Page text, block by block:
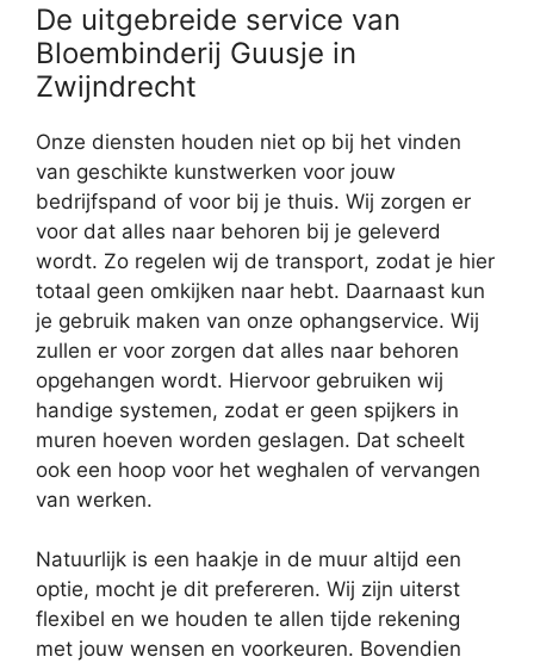
De uitgebreide service van
Bloembinderij Guusje in
Zwijndrecht
Onze diensten houden niet op bij het vinden
van geschikte kunstwerken voor jouw
bedrijfspand of voor bij je thuis. Wij zorgen er
voor dat alles naar behoren bij je geleverd
wordt. Zo regelen wij de transport, zodat je hier
totaal geen omkijken naar hebt. Daarnaast kun
je gebruik maken van onze ophangservice. Wij
zullen er voor zorgen dat alles naar behoren
opgehangen wordt. Hiervoor gebruiken wij
handige systemen, zodat er geen spijkers in
muren hoeven worden geslagen. Dat scheelt
ook een hoop voor het weghalen of vervangen
van werken.
Natuurlijk is een haakje in de muur altijd een
optie, mocht je dit prefereren. Wij zijn uiterst
flexibel en we houden te allen tijde rekening
met jouw wensen en voorkeuren. Bovendien